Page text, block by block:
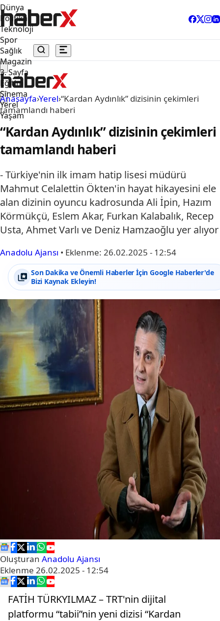
Dünya
Politika
Teknoloji
Spor
Sağlık
Magazin
3. Sayfa
Eğitim
Sinema
Yerel
Yaşam
Anasayfa›Yerel›“Kardan Aydınlık” dizisinin çekimleri
tamamlandı haberi
“Kardan Aydınlık” dizisinin çekimleri
tamamlandı haberi
- Türkiye'nin ilk imam hatip lisesi müdürü
Mahmut Celalettin Ökten'in hayat hikayesini ele
alan dizinin oyuncu kadrosunda Ali İpin, Hazım
Körmükçü, Eslem Akar, Furkan Kalabalık, Recep
Usta, Ahmet Varlı ve Deniz Hamzaoğlu yer alıyor
Anadolu Ajansı • Eklenme: 26.02.2025 - 12:54
Son Dakika ve Önemli Haberler İçin Google Haberler'de
Bizi Kaynak Ekleyin!
Oluşturan Anadolu Ajansı
Eklenme 26.02.2025 - 12:54
FATİH TÜRKYILMAZ – TRT'nin dijital
platformu “tabii”nin yeni dizisi “Kardan